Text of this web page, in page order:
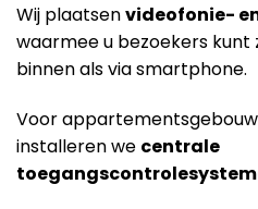
Wij plaatsenvideofonie-
waarmee u bezoekers kunt
binnen als via smartphone.
Voor
installeren we centrale